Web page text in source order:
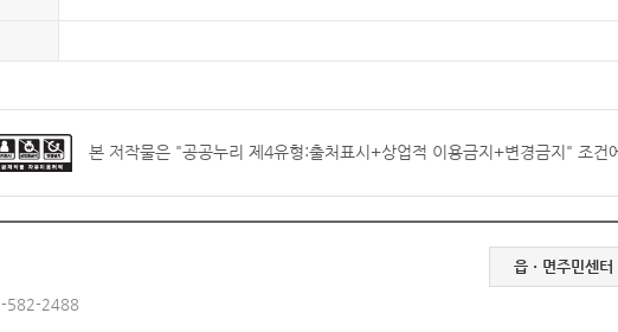
본 저작물은 "공공누리 제4유형:출처표시+상업적 이용금지+변경금지" 조건
582-2488
읍ㆍ면주민센터